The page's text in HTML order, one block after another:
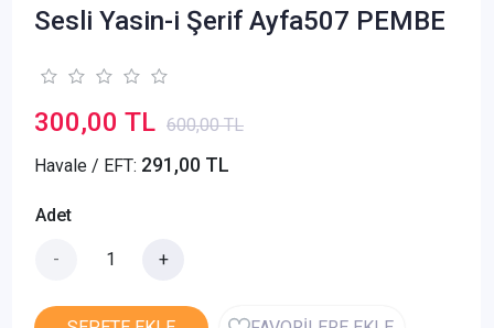
Sesli Yasin-i Şerif Ayfa507 PEMBE
300,00 TL 600,00 TL
Havale / EFT: 291,00 TL
Adet
- +